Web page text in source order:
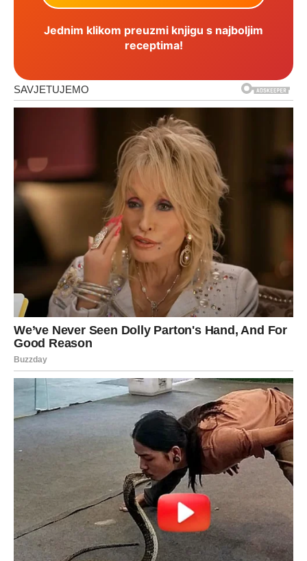
Jednim klikom preuzmi knjigu s najboljim
receptima!